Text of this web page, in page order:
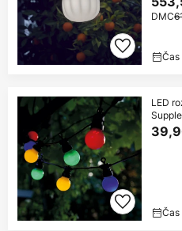
DMC
LED